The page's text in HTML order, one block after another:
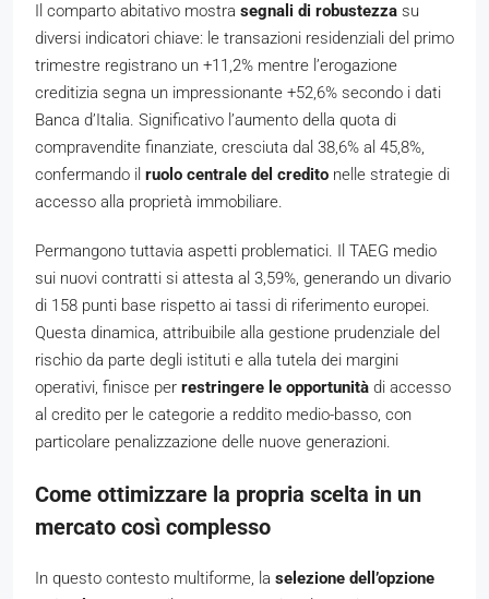
Il comparto abitativo mostra segnali di robustezza su
diversi indicatori chiave: le transazioni residenziali del primo
trimestre registrano un +11,2% mentre l’erogazione
creditizia segna un impressionante +52,6% secondo i dati
Banca d’Italia. Significativo l’aumento della quota di
compravendite finanziate, cresciuta dal 38,6% al 45,8%,
confermando il ruolo centrale del credito nelle strategie di
accesso alla proprietà immobiliare.
Permangono tuttavia aspetti problematici. Il TAEG medio
sui nuovi contratti si attesta al 3,59%, generando un divario
di 158 punti base rispetto ai tassi di riferimento europei.
Questa dinamica, attribuibile alla gestione prudenziale del
rischio da parte degli istituti e alla tutela dei margini
operativi, finisce per restringere le opportunità di accesso
al credito per le categorie a reddito medio-basso, con
particolare penalizzazione delle nuove generazioni.
Come ottimizzare la propria scelta in un
mercato così complesso
In questo contesto multiforme, la selezione dell’opzione